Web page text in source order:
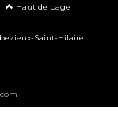
Haut de page
Saint-Hilaire